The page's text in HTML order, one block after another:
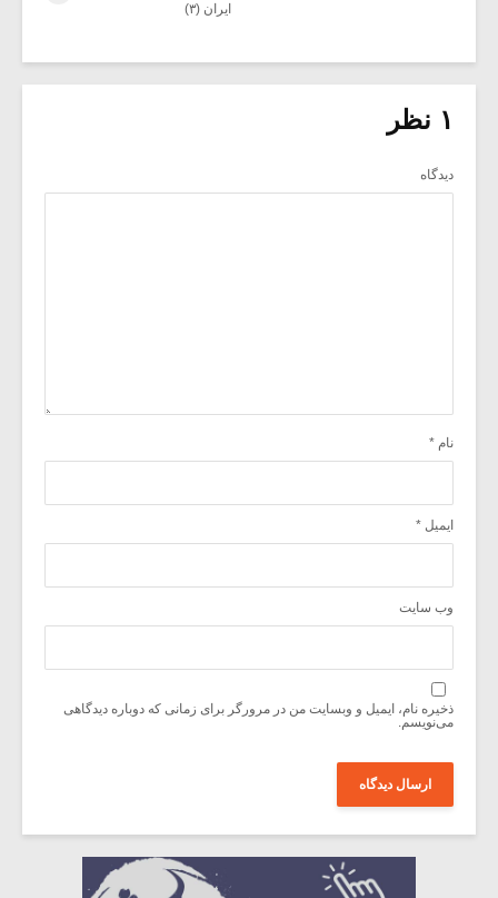
ایران (۳)
۱ نظر
دیدگاه
نام *
ایمیل *
وب‌ سایت
ذخیره نام، ایمیل و وبسایت من در مرورگر برای زمانی که دوباره دیدگاهی
می‌نویسم.